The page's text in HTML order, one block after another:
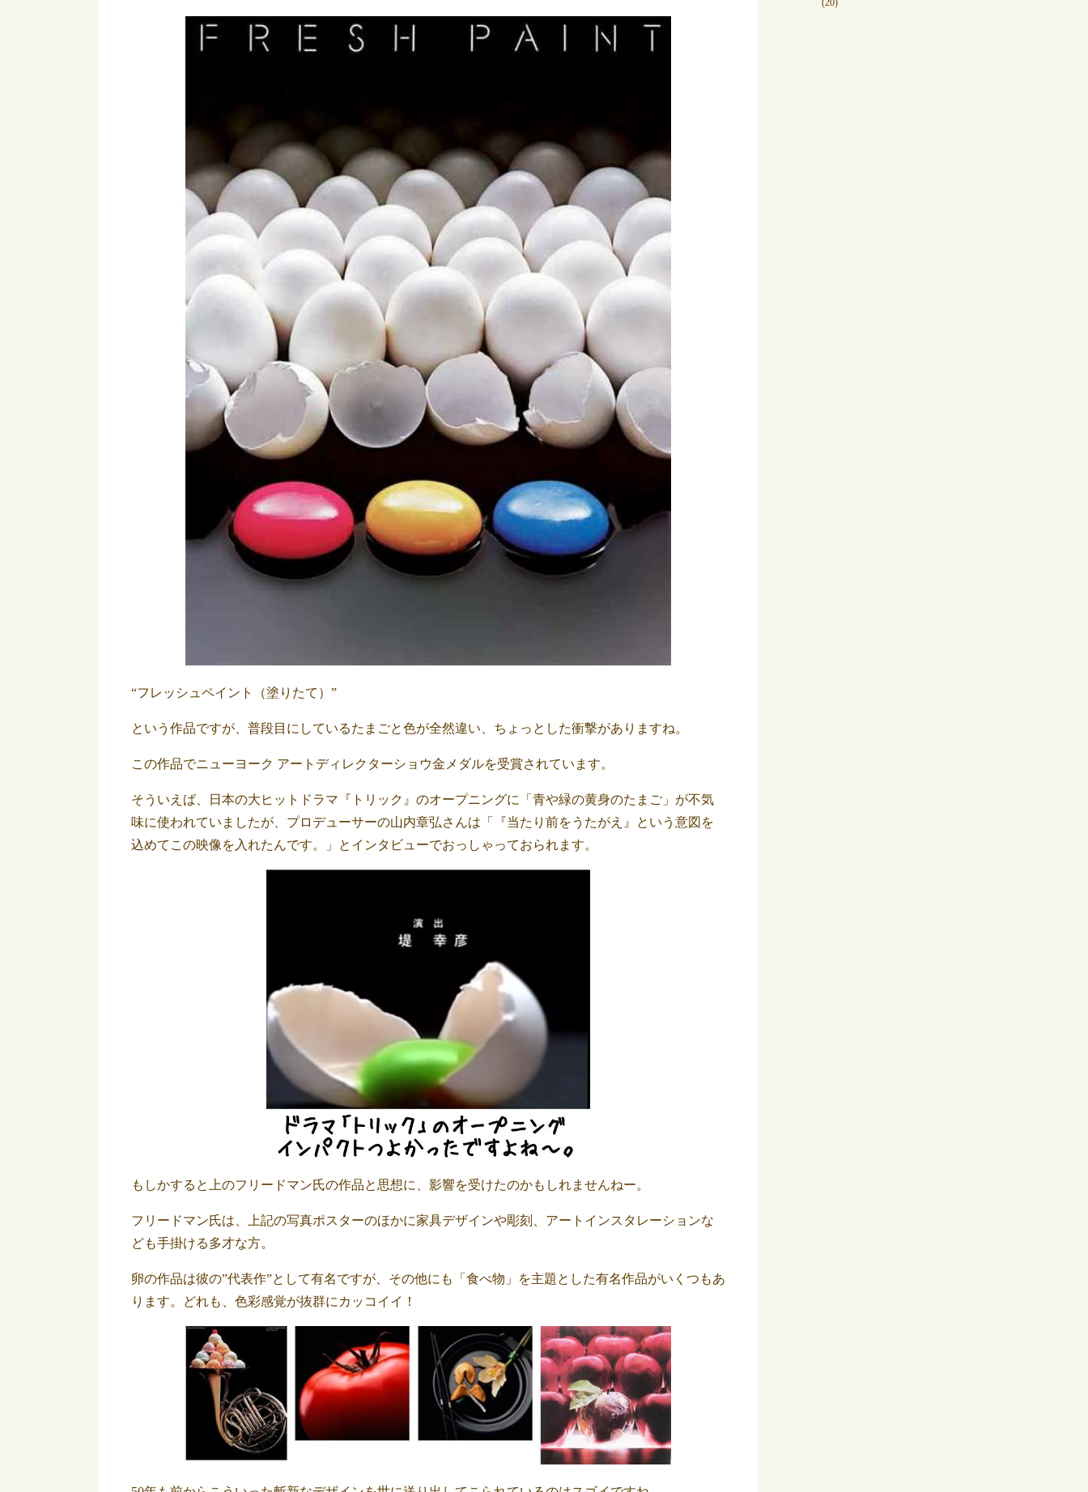
“フレッシュペイント（塗りたて）”
という作品ですが、普段目にしているたまごと色が全然違い、ちょっとした衝撃がありますね。
この作品でニューヨーク アートディレクターショウ金メダルを受賞されています。
そういえば、日本の大ヒットドラマ『トリック』のオープニングに「青や緑の黄身のたまご」が不気
味に使われていましたが、プロデューサーの山内章弘さんは「『当たり前をうたがえ』という意図を
込めてこの映像を入れたんです。」とインタビューでおっしゃっておられます。
もしかすると上のフリードマン氏の作品と思想に、影響を受けたのかもしれませんねー。
フリードマン氏は、上記の写真ポスターのほかに家具デザインや彫刻、アートインスタレーションな
ども手掛ける多才な方。
卵の作品は彼の”代表作”として有名ですが、その他にも「食べ物」を主題とした有名作品がいくつもあ
ります。どれも、色彩感覚が抜群にカッコイイ！